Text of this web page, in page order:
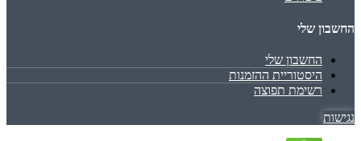
החשבון שלי
החשבון שלי
היסטוריית ההזמנות
רשימת תפוצה
נגישות